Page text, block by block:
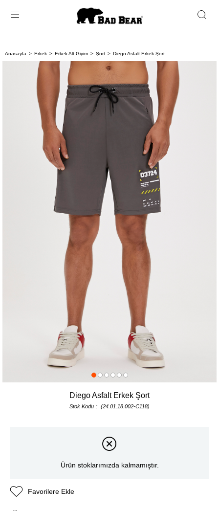
Anasayfa Erkek Erkek Alt Giyim Şort Diego Asfalt Erkek Şort
Diego Asfalt Erkek Şort
Stok Kodu (24.01.18.002-C118)
Ürün stoklarımızda kalmamıştır.
Favorilere Ekle